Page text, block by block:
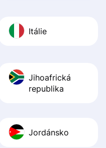
Itálie
Jihoafrická
republika
Jordánsko